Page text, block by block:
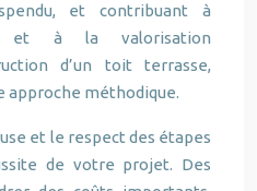
et contribuant à
et à la valorisation
d’un toit terrasse,
approche méthodique.
et le respect des étapes
de votre projet. Des